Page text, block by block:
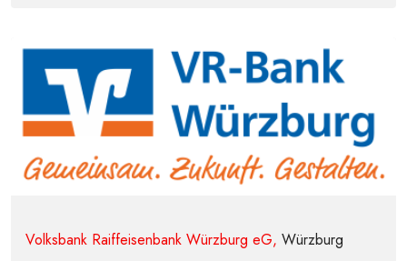
Volksbank Raiffeisenbank Würzburg eG, Würzburg